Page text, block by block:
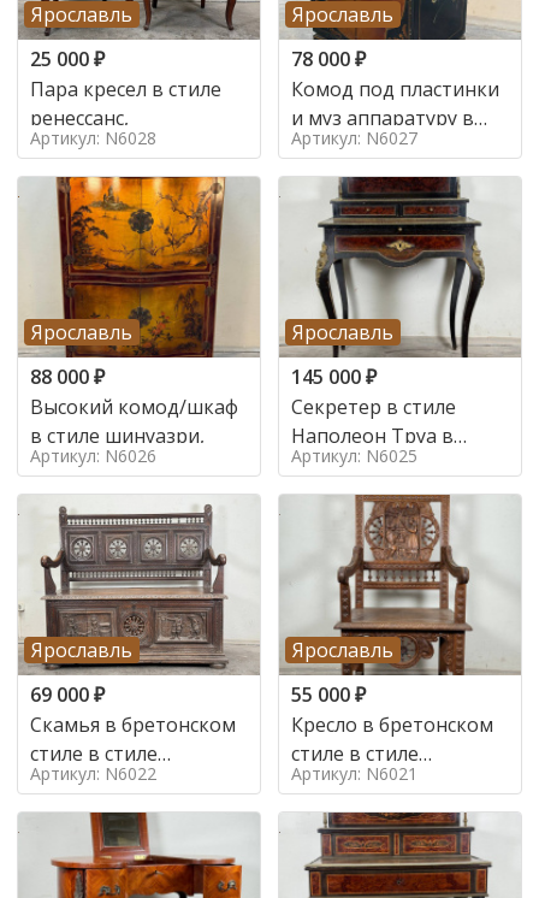
Ярославль
25 000₽
Пара кресел в стиле
ренессанс,
Артикул: N6028
Ярославль
78 000₽
Комод под пластинки
и муз аппаратуру в
стиле шинуазри,
Артикул: N6027
Ярославль
88 000₽
Высокий комод/шкаф
в стиле шинуазри,
Артикул: N6026
Ярославль
145 000₽
Секретер в стиле
Наполеон Труа в
стиле 19 век
Артикул: N6025
Ярославль
69 000₽
Скамья в бретонском
стиле в стиле
Артикул: N6022
Ярославль
55 000₽
Кресло в бретонском
стиле в стиле
Артикул: N6021